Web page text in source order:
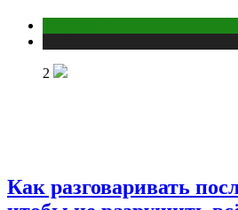
2
Как разговаривать